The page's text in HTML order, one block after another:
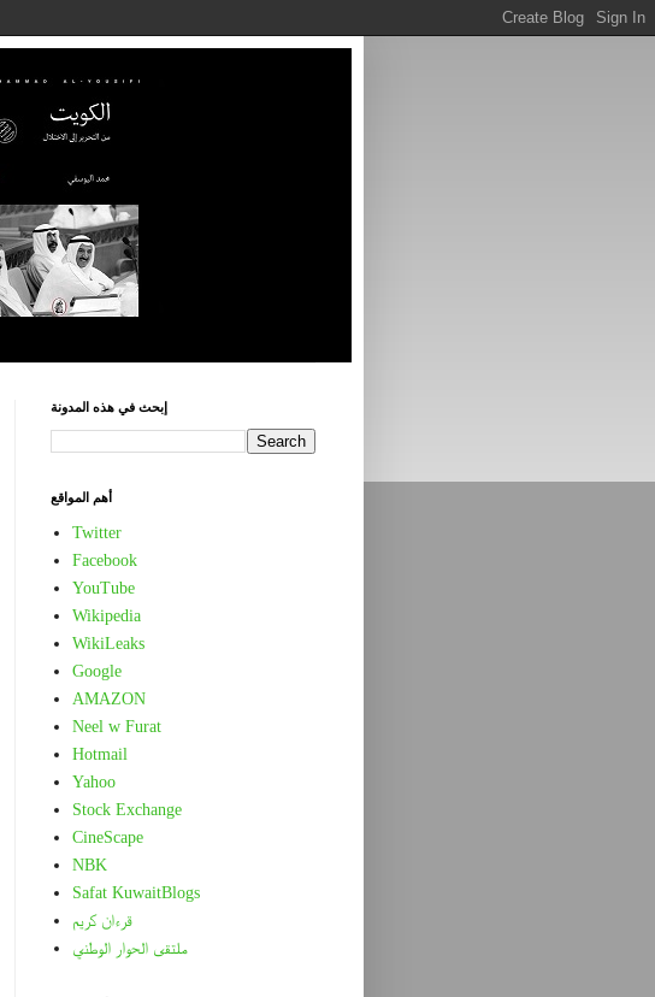
إبحث في هذه المدونة
أهم المواقع
Twitter
Facebook
YouTube
Wikipedia
WikiLeaks
Google
AMAZON
Neel w Furat
Hotmail
Yahoo
Stock Exchange
CineScape
NBK
Safat KuwaitBlogs
قرءان كريم
ملتقى الحوار الوطني